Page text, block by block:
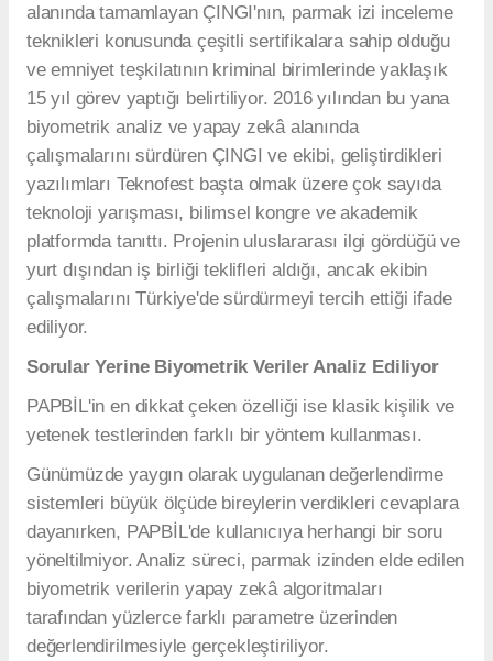
alanında tamamlayan ÇINGI'nın, parmak izi inceleme
teknikleri konusunda çeşitli sertifikalara sahip olduğu
ve emniyet teşkilatının kriminal birimlerinde yaklaşık
15 yıl görev yaptığı belirtiliyor. 2016 yılından bu yana
biyometrik analiz ve yapay zekâ alanında
çalışmalarını sürdüren ÇINGI ve ekibi, geliştirdikleri
yazılımları Teknofest başta olmak üzere çok sayıda
teknoloji yarışması, bilimsel kongre ve akademik
platformda tanıttı. Projenin uluslararası ilgi gördüğü ve
yurt dışından iş birliği teklifleri aldığı, ancak ekibin
çalışmalarını Türkiye'de sürdürmeyi tercih ettiği ifade
ediliyor.
Sorular Yerine Biyometrik Veriler Analiz Ediliyor
PAPBİL'in en dikkat çeken özelliği ise klasik kişilik ve
yetenek testlerinden farklı bir yöntem kullanması.
Günümüzde yaygın olarak uygulanan değerlendirme
sistemleri büyük ölçüde bireylerin verdikleri cevaplara
dayanırken, PAPBİL'de kullanıcıya herhangi bir soru
yöneltilmiyor. Analiz süreci, parmak izinden elde edilen
biyometrik verilerin yapay zekâ algoritmaları
tarafından yüzlerce farklı parametre üzerinden
değerlendirilmesiyle gerçekleştiriliyor.